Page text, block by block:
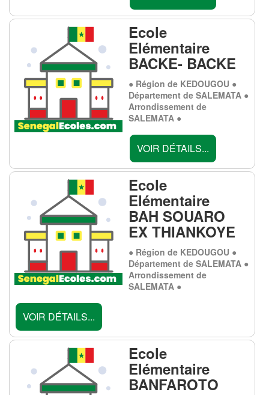
Ecole
Elémentaire
BACKE- BACKE
● Région de KEDOUGOU ●
Département de SALEMATA ●
Arrondissement de
SALEMATA ●
VOIR DÉTAILS...
Ecole
Elémentaire
BAH SOUARO
EX THIANKOYE
● Région de KEDOUGOU ●
Département de SALEMATA ●
Arrondissement de
SALEMATA ●
VOIR DÉTAILS...
Ecole
Elémentaire
BANFAROTO